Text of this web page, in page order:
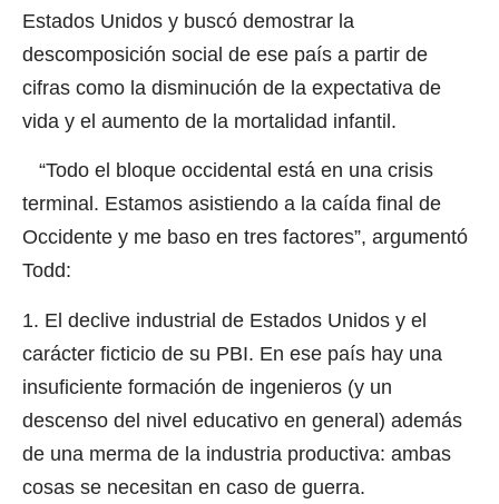
Estados Unidos y buscó demostrar la
descomposición social de ese país a partir de
cifras como la disminución de la expectativa de
vida y el aumento de la mortalidad infantil.
“Todo el bloque occidental está en una crisis
terminal. Estamos asistiendo a la caída final de
Occidente y me baso en tres factores”, argumentó
Todd:
1. El declive industrial de Estados Unidos y el
carácter ficticio de su PBI. En ese país hay una
insuficiente formación de ingenieros (y un
descenso del nivel educativo en general) además
de una merma de la industria productiva: ambas
cosas se necesitan en caso de guerra.